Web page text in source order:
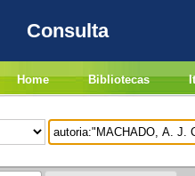
Consulta
Home Bibliotecas